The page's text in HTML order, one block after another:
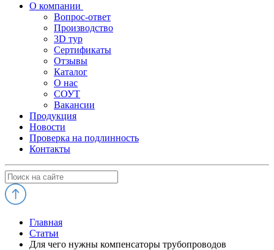
О компании
Вопрос-ответ
Производство
3D тур
Сертификаты
Отзывы
Каталог
О нас
СОУТ
Вакансии
Продукция
Новости
Проверка на подлинность
Контакты
Главная
Статьи
Для чего нужны компенсаторы трубопроводов